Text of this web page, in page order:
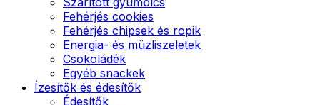
Fehérjés cookies
Fehérjés chipsek és ropik
Energia- és müzliszeletek
Csokoládék
Egyéb snackek
Ízesítők és édesítők
Édesítők